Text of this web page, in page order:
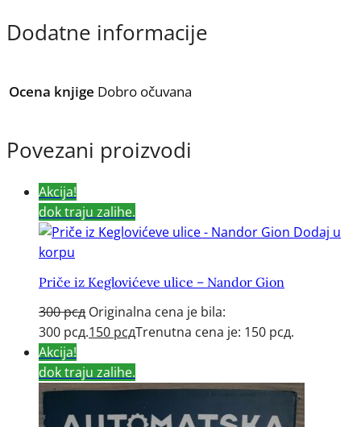
Dodatne informacije
Ocena knjige Dobro očuvana
Povezani proizvodi
Akcija!
dok traju zalihe.
Dodaj u
korpu
Priče iz Keglovićeve ulice – Nandor Gion
300рсд Originalna cena je bila:
300 рсд.150 рсдTrenutna cena je: 150 рсд.
Akcija!
dok traju zalihe.